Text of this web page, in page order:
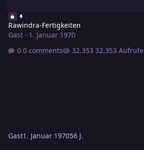
Rawindra-Fertigkeiten
Gast· 1. Januar 1970
0 comments
32.353 Aufrufe
Gast1. Januar 197056 J.